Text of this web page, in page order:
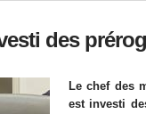
des
Le chef des
est investi